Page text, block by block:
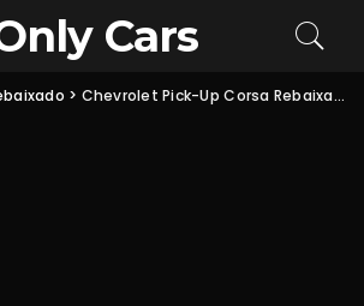
Cars
> Chevrolet Pick-Up Corsa Rebaixada